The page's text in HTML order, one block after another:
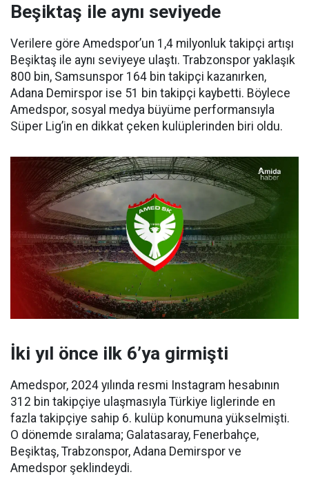
Beşiktaş ile aynı seviyede
Verilere göre Amedspor’un 1,4 milyonluk takipçi artışı
Beşiktaş ile aynı seviyeye ulaştı. Trabzonspor yaklaşık
800 bin, Samsunspor 164 bin takipçi kazanırken,
Adana Demirspor ise 51 bin takipçi kaybetti. Böylece
Amedspor, sosyal medya büyüme performansıyla
Süper Lig’in en dikkat çeken kulüplerinden biri oldu.
İki yıl önce ilk 6’ya girmişti
Amedspor, 2024 yılında resmi Instagram hesabının
312 bin takipçiye ulaşmasıyla Türkiye liglerinde en
fazla takipçiye sahip 6. kulüp konumuna yükselmişti.
O dönemde sıralama; Galatasaray, Fenerbahçe,
Beşiktaş, Trabzonspor, Adana Demirspor ve
Amedspor şeklindeydi.